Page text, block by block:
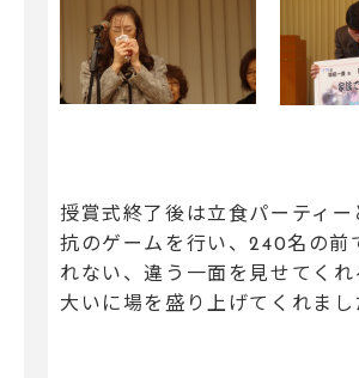
授賞式終了後は立食パーティー
抗のゲームを行い、240名の前
れない、違う一面を見せてくれ
大いに場を盛り上げてくれまし